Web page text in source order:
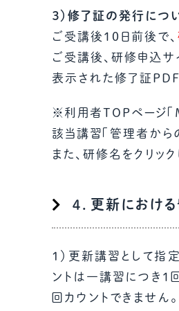
３）修了証の発行につ
ご受講後10日前後で、
ご受講後、研修申込サ
表示された修了証PDF
※利用者TOPページ「
該当講習「管理者から
また、研修名をクリッ
４．更新におけ
１）更新講習として
ントは一講習につき1
回カウントできません。